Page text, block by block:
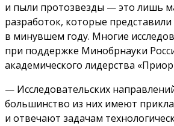
и пыли протозвезды — это лишь
разработок, которые
в минувшем году. Многие
при поддержке Минобрнауки
академического лидерства
— Исследовательских
большинство из них имеют
и отвечают задачам